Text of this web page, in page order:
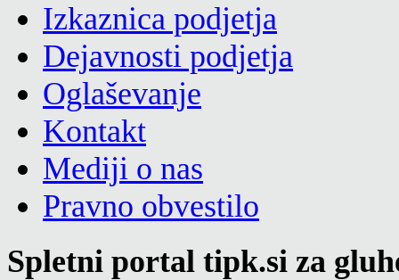
Izkaznica podjetja
Dejavnosti podjetja
Oglaševanje
Kontakt
Mediji o nas
Pravno obvestilo
Spletni portal tipk.si za